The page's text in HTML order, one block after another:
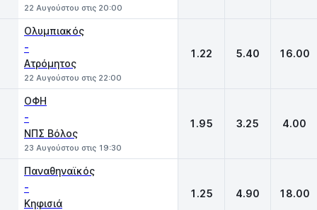
22 Αυγούστου στις 20:00
Ολυμπιακός
-
Ατρόμητος
22 Αυγούστου στις 22:00
1.22 5.40 16.00
ΟΦΗ
-
ΝΠΣ Βόλος
23 Αυγούστου στις 19:30
1.95 3.25 4.00
Παναθηναϊκός
-
Κηφισιά
1.25 4.90 18.00